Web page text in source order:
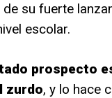
su fuerte
escolar.
prospecto
zurdo, y lo hace